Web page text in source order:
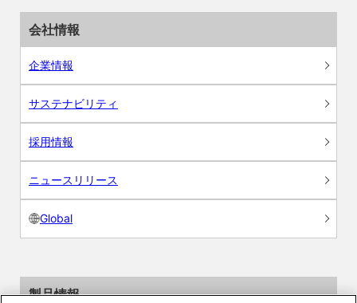
会社情報
企業情報
サステナビリティ
採用情報
ニュースリリース
Global
製品情報